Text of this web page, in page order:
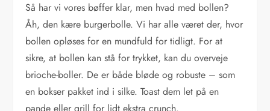
Så har vi vores bøffer klar, men hvad med bollen?
Åh, den kære burgerbolle. Vi har alle været der, hvor
bollen opløses for en mundfuld for tidligt. For at
sikre, at bollen kan stå for trykket, kan du overveje
brioche-boller. De er både bløde og robuste – som
en bokser pakket ind i silke. Toast dem let på en